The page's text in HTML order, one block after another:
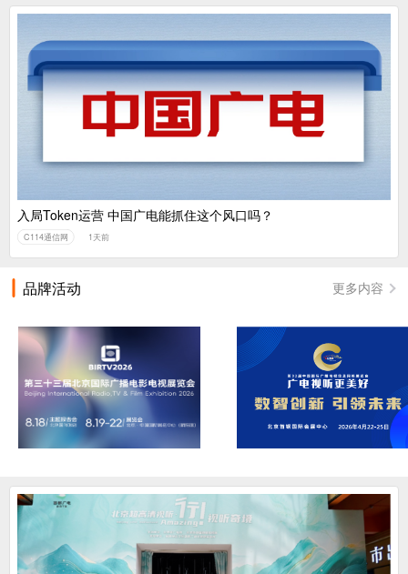
入局Token运营 中国广电能抓住这个风口吗？
C114通信网 1天前
品牌活动 更多内容